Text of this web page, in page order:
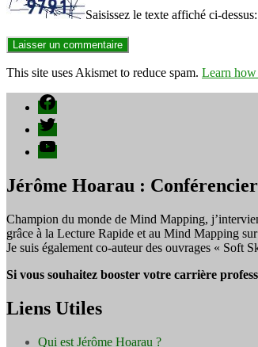
Saisissez le texte affiché ci-dessus:
This site uses Akismet to reduce spam. Learn how
Facebook
Twitter
YouTube
Jérôme Hoarau :
Champion du monde de Mind Mapping,
grâce à la Lecture Rapide et au Mind Mapping sur
Je suis également co-auteur des ouvrages « Soft
Si vous souhaitez booster votre carrière
Liens Utiles
Qui est Jérôme Hoarau ?